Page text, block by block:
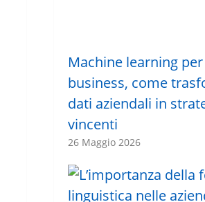
Machine learning
business, come
dati aziendali in
vincenti
26 Maggio 2026